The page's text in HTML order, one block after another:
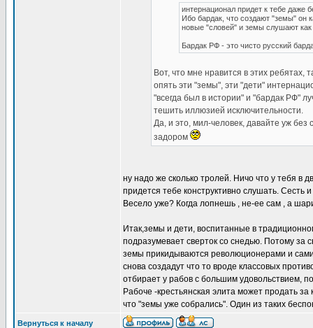
интернационал придет к тебе даже
Ибо бардак, что создают "земы" он
новые "словей" и земы слушают как
Бардак РФ - это чисто русский
Вот, что мне нравится в этих ребятах,
опять эти "земы", эти "дети"
"всегда был в истории" и "бардак РФ"
тешить иллюзией исключительности.
Да, и это, мил-человек, давайте уж без
задором
ну надо же сколько тролей. Ничо что у тебя в
придется тебе конструктивно слушать. Сесть
Весело уже? Когда лопнешь , не-ее сам , а
Итак,земы и дети, воспитанные в
подразумевает сверток со снедью. Потому за
земы прикидываются революционерами и
снова создадут что то вроде классовых
отбирает у рабов с большим удовольствием,
Рабоче -крестьянская элита может продать
что "земы уже собрались". Один из таких
Вернуться к началу